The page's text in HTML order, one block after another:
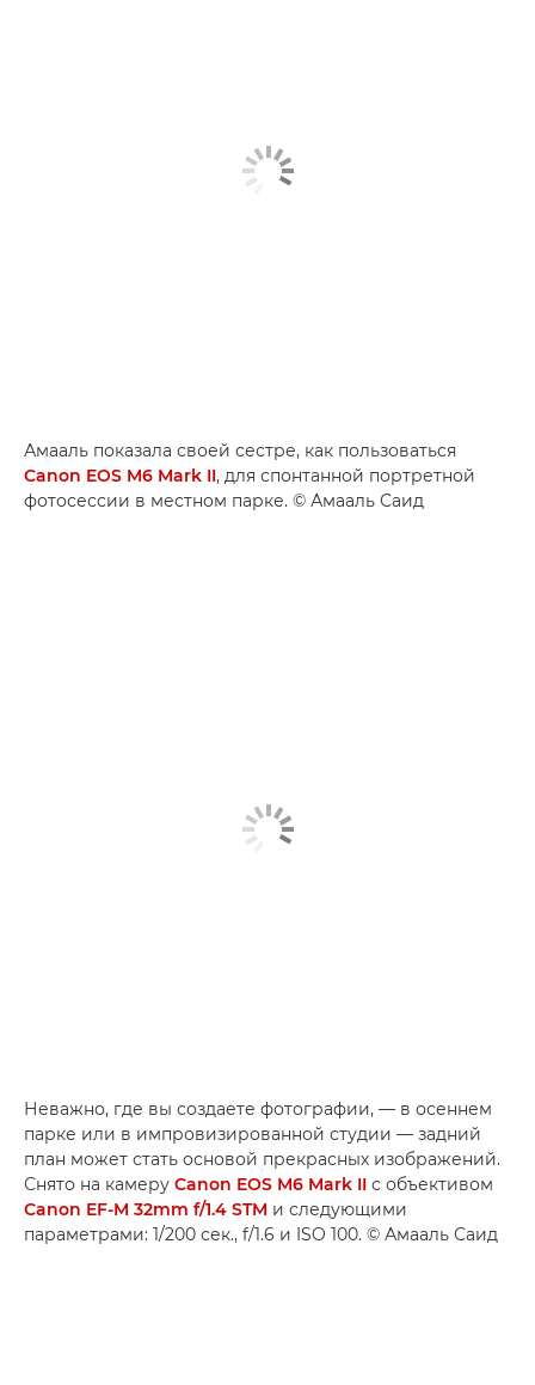
Амааль показала своей сестре, как пользоваться
Canon EOS M6 Mark II, для спонтанной портретной
фотосессии в местном парке. © Амааль Саид
Неважно, где вы создаете фотографии, — в осеннем
парке или в импровизированной студии — задний
план может стать основой прекрасных изображений.
Снято на камеру Canon EOS M6 Mark II с объективом
Canon EF-M 32mm f/1.4 STM и следующими
параметрами: 1/200 сек., f/1.6 и ISO 100. © Амааль Саид